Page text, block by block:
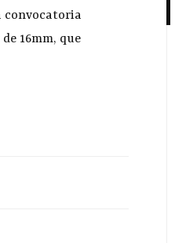
convocatoria
16mm, que